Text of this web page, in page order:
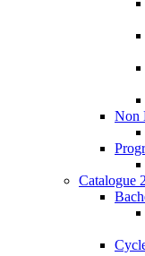
Non
Catalogue